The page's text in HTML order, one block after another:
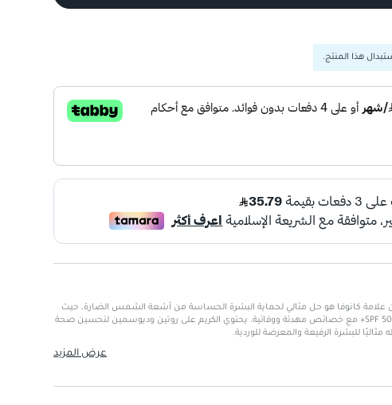
هذا المنتج.
سينيستيفن 50+ من علامة كانوفا هو حل مثالي لحماية البشرة الحساسة من أشعة الشمس الضارة، حيث
يوفر حماية فائقة بمعدل SPF 50+ مع خصائص مهدئة ووقائية. يحتوي الكريم على روتين وديوسمين لتحسين صحة
مثاليًا للبشرة الرفيعة والمعرضة للوردية.
على روتين وديوسمين لدعم صحة الأوعية الدموية.
عرض المزيد